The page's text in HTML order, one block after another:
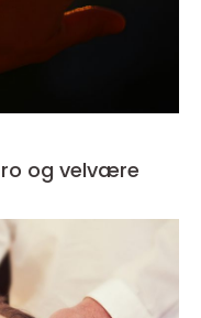
ro og velvære